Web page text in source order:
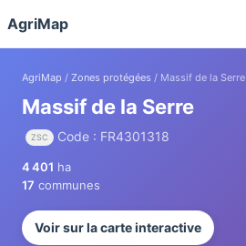
AgriMap
AgriMap / Zones protégées / Massif de la Serre
Massif de la Serre
ZSC Code : FR4301318
4 401 ha
17 communes
Voir sur la carte interactive